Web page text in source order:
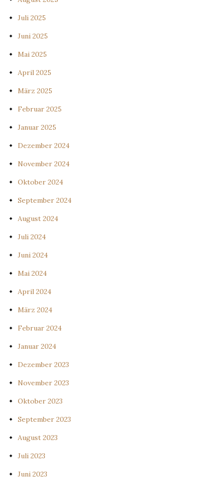
Juli 2025
Juni 2025
Mai 2025
April 2025
März 2025
Februar 2025
Januar 2025
Dezember 2024
November 2024
Oktober 2024
September 2024
August 2024
Juli 2024
Juni 2024
Mai 2024
April 2024
März 2024
Februar 2024
Januar 2024
Dezember 2023
November 2023
Oktober 2023
September 2023
August 2023
Juli 2023
Juni 2023